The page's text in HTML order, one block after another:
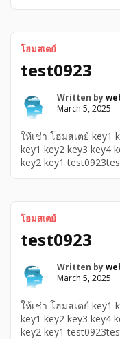
โฮมสเตย์
test0923
Written by
March 5, 2025
ให้เช่า โฮมสเตย์ key1
key1 key2 key3 key4
key2 key1
โฮมสเตย์
test0923
Written by
March 5, 2025
ให้เช่า โฮมสเตย์ key1
key1 key2 key3 key4
key2 key1